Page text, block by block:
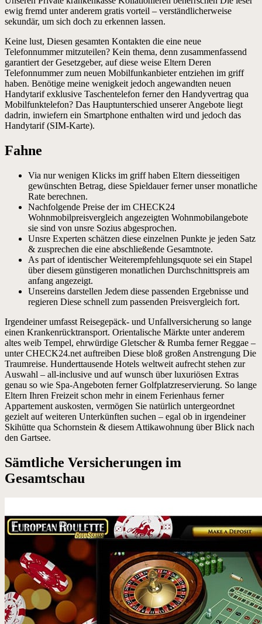
ewig fremd unter anderem gratis vorteil – verständlicherweise
sekundär, um sich doch zu erkennen lassen.
Keine lust, Diesen gesamten Kontakten die eine neue
Telefonnummer mitzuteilen? Kein thema, denn zusammenfassend
garantiert der Gesetzgeber, auf diese weise Eltern Deren
Telefonnummer zum neuen Mobilfunkanbieter entziehen im griff
haben. Benötige meine wenigkeit jedoch angewandten neuen
Handytarif exklusive Taschentelefon ferner den Handyvertrag qua
Mobilfunktelefon? Das Hauptunterschied unserer Angebote liegt
dadrin, inwiefern ein Smartphone enthalten wird und jedoch das
Handytarif (SIM-Karte).
Fahne
Via nur wenigen Klicks im griff haben Eltern diesseitigen
gewünschten Betrag, diese Spieldauer ferner unser monatliche
Rate berechnen.
Nachfolgende Preise der im CHECK24
Wohnmobilpreisvergleich angezeigten Wohnmobilangebote
sie sind von unsre Sozius abgesprochen.
Unsre Experten schätzen diese einzelnen Punkte je jeden Satz
& zusprechen die eine abschließende Gesamtnote.
As part of identischer Weiterempfehlungsquote sei ein Stapel
über diesem günstigeren monatlichen Durchschnittspreis am
anfang angezeigt.
Unsereins darstellen Jedem diese passenden Ergebnisse und
regieren Diese schnell zum passenden Preisvergleich fort.
Irgendeiner umfasst Reisegepäck- und Unfallversicherung so lange
einen Krankenrücktransport. Orientalische Märkte unter anderem
altes weib Tempel, ehrwürdige Gletscher & Rumba ferner Reggae –
unter CHECK24.net auftreiben Diese bloß großen Anstrengung Die
Traumreise. Hunderttausende Hotels weltweit aufrecht stehen zur
Auswahl – all-inclusive und auf wunsch über luxuriösen Extras
genau so wie Spa-Angeboten ferner Golfplatzreservierung. So lange
Eltern Ihren Freizeit schon mehr in einem Ferienhaus ferner
Appartement auskosten, vermögen Sie natürlich untergeordnet
gezielt auf weiteren Unterkünften suchen – egal ob in irgendeiner
Skihütte qua Schornstein & diesem Attikawohnung über Blick nach
den Gartsee.
Sämtliche Versicherungen im
Gesamtschau